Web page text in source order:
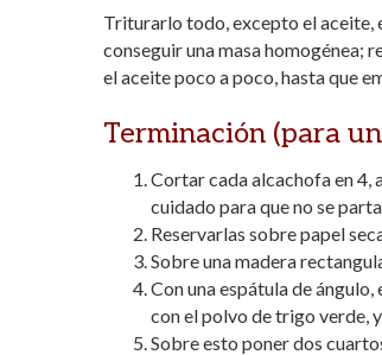
Triturarlo todo, excepto el aceite,
conseguir una masa homogénea;
el aceite poco a poco, hasta que
Terminación (para
Cortar cada alcachofa en 4,
cuidado para que no se
Reservarlas sobre papel
Sobre una madera
Con una espátula de
con el polvo de trigo verde,
Sobre esto poner dos